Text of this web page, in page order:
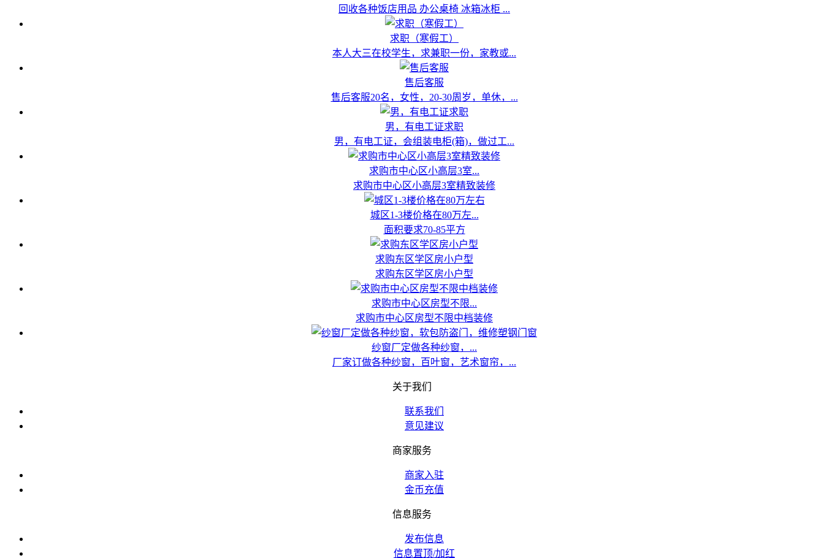
回收各种饭店用品 办公桌椅 冰箱冰柜 ...
求职（寒假工）
本人大三在校学生，求兼职一份，家教或...
售后客服
售后客服20名，女性，20-30周岁，单休，...
男，有电工证求职
男，有电工证，会组装电柜(箱)，做过工...
求购市中心区小高层3室...
求购市中心区小高层3室精致装修
城区1-3楼价格在80万左...
面积要求70-85平方
求购东区学区房小户型
求购东区学区房小户型
求购市中心区房型不限...
求购市中心区房型不限中档装修
纱窗厂定做各种纱窗，...
厂家订做各种纱窗，百叶窗，艺术窗帘，...
关于我们
联系我们
意见建议
商家服务
商家入驻
金币充值
信息服务
发布信息
信息置顶/加红